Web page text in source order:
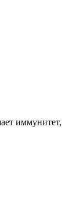
иммунитет,